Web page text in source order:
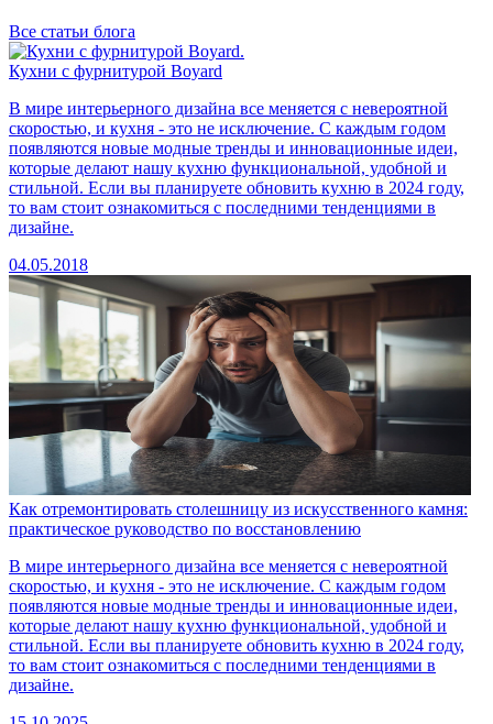
Все статьи блога
Кухни с фурнитурой Boyard
В мире интерьерного дизайна все меняется с невероятной
скоростью, и кухня - это не исключение. С каждым годом
появляются новые модные тренды и инновационные идеи,
которые делают нашу кухню функциональной, удобной и
стильной. Если вы планируете обновить кухню в 2024 году,
то вам стоит ознакомиться с последними тенденциями в
дизайне.
04.05.2018
Как отремонтировать столешницу из искусственного камня:
практическое руководство по восстановлению
В мире интерьерного дизайна все меняется с невероятной
скоростью, и кухня - это не исключение. С каждым годом
появляются новые модные тренды и инновационные идеи,
которые делают нашу кухню функциональной, удобной и
стильной. Если вы планируете обновить кухню в 2024 году,
то вам стоит ознакомиться с последними тенденциями в
дизайне.